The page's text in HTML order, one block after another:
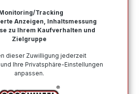
TRIANGLE sind die perfekte Wahl
jedoch nicht an Komfort und
möchten. Das Allwetter-Profil
Herstellers TRIANGLE ist
Markt mit seinen
entwickelt worden.
in Europa schon viele
Monitoring/Tracking
Anzeigen, Inhaltsmessung
zu Ihrem Kaufverhalten und
Zielgruppe
dieser Zuwilligung jederzeit
Ihre Privatsphäre-Einstellungen
anpassen.